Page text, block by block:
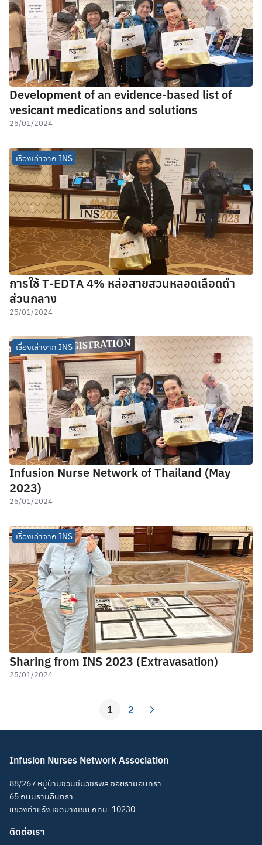
Development of an evidence-based list of
vesicant medications and solutions
25/01/2024
เรื่องเล่าจาก INS
การใช้ T-EDTA 4% หล่อสายสวนหลอดเลือดดำ
ส่วนกลาง
25/01/2024
เรื่องเล่าจาก INS
Infusion Nurse Network of Thailand (May
2023)
25/01/2024
เรื่องเล่าจาก INS
Sharing from INS 2023 (Extravasation)
25/01/2024
1 2
Infusion Nurses Network Association
88/267 หมู่บ้านชวนชื่นวัชรพล ซอยรามอินทรา
65 ถนนรามอินทรา
แขวงท่าแร้ง เขตบางเขน กทม. 10230
ติดต่อเรา